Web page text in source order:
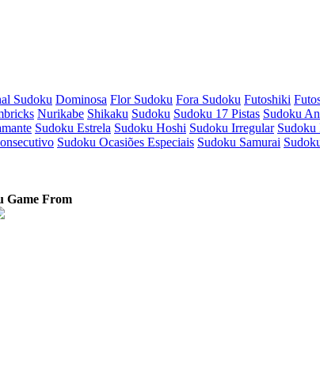
Sudoku Dominosa Flor Sudoku Fora Sudoku Futoshiki
Nurikabe Shikaku Sudoku Sudoku 17 Pistas Sudoku
Sudoku Estrela Sudoku Hoshi Sudoku Irregular Sudoku
Sudoku Ocasiões Especiais Sudoku Samurai
Game From